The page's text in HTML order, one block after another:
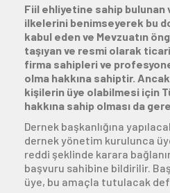
Yayınlar
Sosyal Sorumluluk
Bilgi Merkezi
Üyelik
E-İşlemler
Fiil ehliyetine sahip bulunan
ilkelerini benimseyerek bu
kabul eden ve Mevzuatın
taşıyan ve resmi olarak
firma sahipleri ve
olma hakkına sahiptir.
kişilerin üye olabilmesi için
hakkına sahip olması da
Dernek başkanlığına
dernek yönetim kurulunca
reddi şeklinde karara
başvuru sahibine bildirilir.
üye, bu amaçla tutulacak